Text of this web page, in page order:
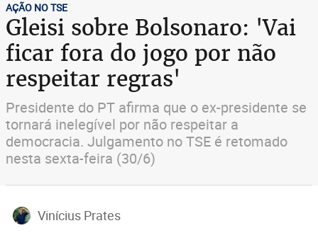
AÇÃO NO TSE
Gleisi sobre Bolsonaro: 'Vai
ficar fora do jogo por não
respeitar regras'
Presidente do PT afirma que o ex-presidente se
tornará inelegível por não respeitar a
democracia. Julgamento no TSE é retomado
nesta sexta-feira (30/6)
Vinícius Prates